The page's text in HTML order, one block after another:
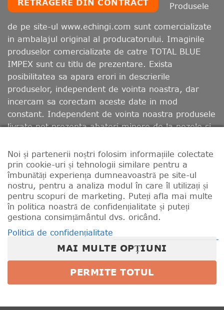
RETRAGERE DIN CONTRACT
Produsele
de pe site-ul www.echingi.com sunt comercializate
in ambalajul original al producatorului. Imaginile
produselor comercializate de catre TOTAL BLUE
IMPEX sunt cu titlu de prezentare. Exista
posibilitatea sa apara erori in descrierile
produselor, independent de vointa noastra, dar
incercam sa corectam aceste date in mod
constant. Independent de vointa noastra produsele
livrate pot prezenta abateri minore de la pozele si
modificari fara sa fim avizati in prealabil. Va rugam
sa retineti ca, in functie de calibrarea monitorului
dumneavoastra, culorile afisate pot diferi de cele
reale.
CONTACT LIVRARE RETUR
MODALITATI DE PLATA
PROGRAM FIDELIZARE SI PUNCTE BONUS
POLITICĂ DE CONFIDENȚIALITATE
REGULAMENTE CONCURSURI
POLITICA DE UTILIZARE COOKIE-URI
Noi și partenerii noștri folosim informațiile colectate
prin cookie-uri și tehnologii similare pentru a
îmbunătăți experiența dumneavoastră pe site-ul
nostru, pentru a analiza modul în care îl utilizați și
pentru scopuri de marketing. Puteți afla mai multe
în politica noastră de confidențialitate și puteți
gestiona consimțământul dvs. oricând.
Politică de confidențialitate
MAI MULTE OPȚIUNI
PERMITE TOTUL